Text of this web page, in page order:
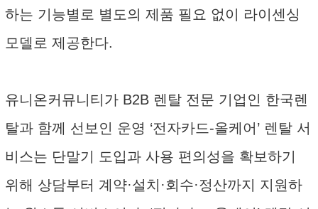
하는 기능별로 별도의 제품 필요 없이 라이센싱
모델로 제공한다.
유니온커뮤니티가 B2B 렌탈 전문 기업인 한국렌
탈과 함께 선보인 운영 ‘전자카드-올케어’ 렌탈 서
비스는 단말기 도입과 사용 편의성을 확보하기
위해 상담부터 계약·설치·회수·정산까지 지원하